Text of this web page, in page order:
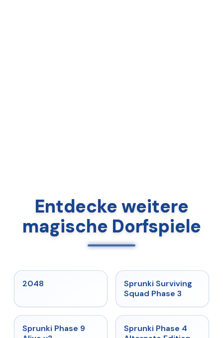
Entdecke weitere
magische Dorfspiele
2048 ★ 4.7
Sprunki Surviving
Squad Phase 3
★
Sprunki Phase 9
★
Sprunki Phase 4